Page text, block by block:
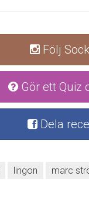
Följ
Gör ett Quiz
Dela
lingon marc